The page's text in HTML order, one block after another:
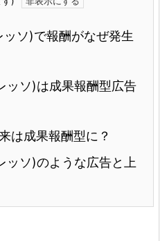
ッソ)で報酬がなぜ発生
ッソ)は成果報酬型広告
は成果報酬型に？
ッソ)のような広告と上